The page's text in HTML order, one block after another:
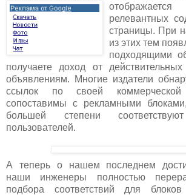
релевантных
страницы. При
из этих тем
подходящими
получаете доход от
объявлениям. Многие издатели
ссылок по своей коммерческой
сопоставимы с рекламными
большей степени
пользователей.
А теперь о нашем последнем
наши инженеры полностью
подбора соответствий для